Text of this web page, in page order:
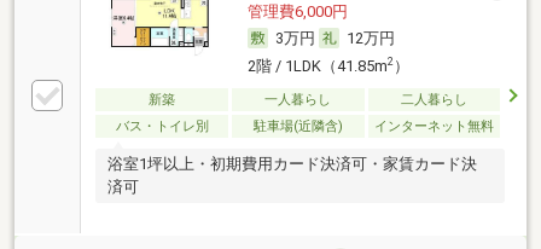
管理費6,000円
3万円
12万円
2階 / 1LDK（41.85m2）
新築 一人暮らし
二人暮らし
バス・トイレ別
駐車場(近隣含) インターネット無料
浴室1坪以上・初期費用カード決済可・家賃カード決
済可